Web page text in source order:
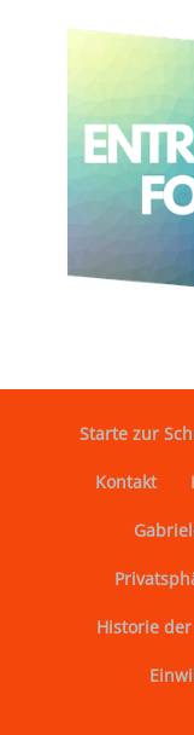
Starte zur
Kontakt
Historie